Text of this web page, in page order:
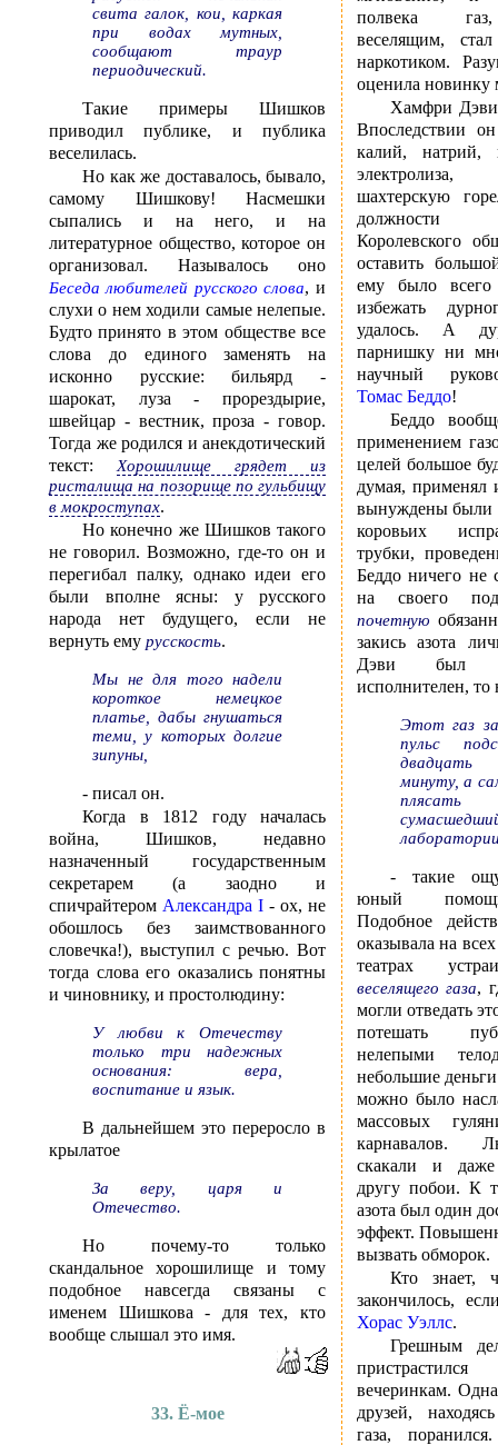
свита галок, кои, каркая
при водах мутных,
сообщают траур
периодический.
Такие примеры Шишков
приводил публике, и публика
веселилась.
Но как же доставалось, бывало,
самому Шишкову! Насмешки
сыпались и на него, и на
литературное общество, которое он
организовал. Называлось оно
Беседа любителей русского слова, и
слухи о нем ходили самые нелепые.
Будто принято в этом обществе все
слова до единого заменять на
исконно русские: бильярд -
шарокат, луза - прорездырие,
швейцар - вестник, проза - говор.
Тогда же родился и анекдотический
текст: Хорошилище грядет из
ристалища на позорище по гульбищу
в мокроступах.
Но конечно же Шишков такого
не говорил. Возможно, где-то он и
перегибал палку, однако идеи его
были вполне ясны: у русского
народа нет будущего, если не
вернуть ему русскость.
Мы не для того надели
короткое немецкое
платье, дабы гнушаться
теми, у которых долгие
зипуны,
- писал он.
Когда в 1812 году началась
война, Шишков, недавно
назначенный государственным
секретарем (а заодно и
спичрайтером Александра I - ох, не
обошлось без заимствованного
словечка!), выступил с речью. Вот
тогда слова его оказались понятны
и чиновнику, и простолюдину:
У любви к Отечеству
только три надежных
основания: вера,
воспитание и язык.
В дальнейшем это переросло в
крылатое
За веру, царя и
Отечество.
Но почему-то только
скандальное хорошилище и тому
подобное навсегда связаны с
именем Шишкова - для тех, кто
вообще слышал это имя.
33. Ё-мое
полвека
веселящим,
наркотиком.
оценила новинку
Хамфри
Впоследствии
калий, натрий,
электролиза,
шахтерскую
должности
Королевского
оставить
ему было всего
избежать
удалось. А
парнишку ни
научный
Томас Беддо!
Беддо
применением
целей большое
думая, применял
вынуждены были
коровьих
трубки,
Беддо ничего не
на своего
почетную
закись азота
Дэви был
исполнителен, то
Этот газ
пульс
минуту, а
- такие
юный
Подобное
оказывала на
театрах
веселящего газа,
могли отведать
потешать
нелепыми
небольшие
можно было
массовых
карнавалов.
скакали и
другу побои. К
азота был один
эффект.
вызвать обморок.
Кто знает,
закончилось,
Хорас Уэллс.
Грешным
вечеринкам.
друзей,
газа,